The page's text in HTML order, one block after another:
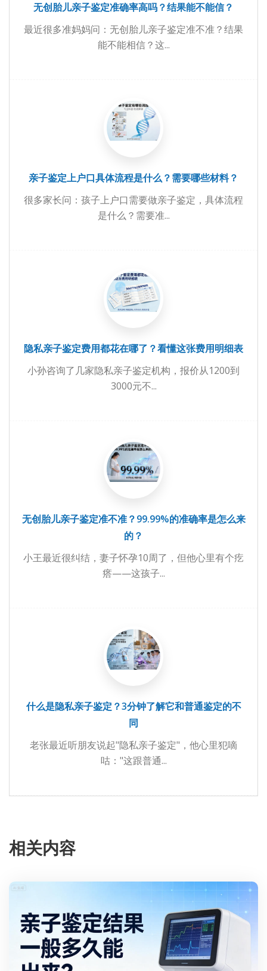
无创胎儿亲子鉴定准确率高吗？结果能不能信？
最近很多准妈妈问：无创胎儿亲子鉴定准不准？结果
能不能相信？这...
亲子鉴定上户口具体流程是什么？需要哪些材料？
很多家长问：孩子上户口需要做亲子鉴定，具体流程
是什么？需要准...
隐私亲子鉴定费用都花在哪了？看懂这张费用明细表
小孙咨询了几家隐私亲子鉴定机构，报价从1200到
3000元不...
无创胎儿亲子鉴定准不准？99.99%的准确率是怎么来
的？
小王最近很纠结，妻子怀孕10周了，但他心里有个疙
瘩——这孩子...
什么是隐私亲子鉴定？3分钟了解它和普通鉴定的不
同
老张最近听朋友说起"隐私亲子鉴定"，他心里犯嘀
咕："这跟普通...
相关内容